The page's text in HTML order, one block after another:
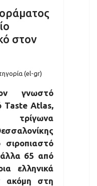
στον
(el-gr)
γνωστό
Taste Atlas,
τρίγωνα
σιροπιαστό
65 από
ελληνικά
ακόμη στη